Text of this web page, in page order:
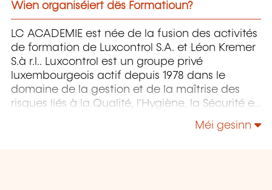
Wien organiséiert dës Formatioun?
LC ACADEMIE est née de la fusion des activités
de formation de Luxcontrol S.A. et Léon Kremer
S.à r.l.. Luxcontrol est un groupe privé
luxembourgeois actif depuis 1978 dans le
domaine de la gestion et de la maîtrise des
risques liés à la Qualité, l'Hygiène, la Sécurité et
Méi gesinn